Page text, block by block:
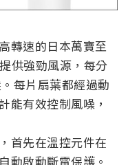
轉速的日本萬寶至
供強勁風源，每分
每片扇葉都經過動
能有效控制風噪，
首先在溫控元件在
動啟動斷電保護。